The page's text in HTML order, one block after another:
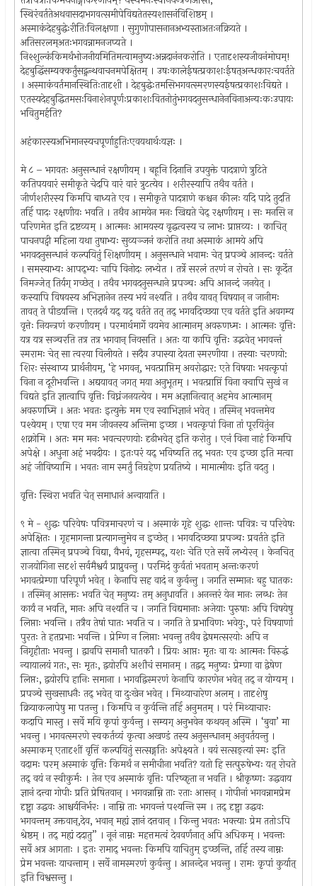
स्थिरंवर्ततेअथवासदाभगवत्समीपेविद्यतेतस्यशासनंविशिष्ठम् ।
अस्माकंदेहबुद्धेःरीतिःविलक्षणा । सुगुणोपासनानअभ्यस्ताअतःनक्रियते ।
अतिसरलम्अतःभगवन्नामनजप्यते ।
निश्शुल्कंकिमर्थंभोजनीयमितिमत्वामनुष्यःअन्नदानंनकरोति । एतादृशस्यजीवनंमोघम्!
देहबुद्धिंसम्यक्कर्तुंसद्ग्रन्थवाचनमपेक्षितम् । उषःकालेईषत्प्रकाशःईषत्अन्धकारःचवर्तते
। अस्माकंवर्तमानस्थितिःतादृशी । देहबुद्धेःतमसिभगवत्स्मरणस्यईषत्प्रकाशःविद्यते ।
एतस्यदेहबुद्धितमसःविनाशेनपूर्णःप्रकाशःवितनोतुंभगवदनुसन्धानेनविनाअन्यःकःउपायः
भवितुमर्हति?
अहंकारस्यअभिमानस्यचपूर्णाहुतिःएवयथार्थःयज्ञः ।
मे ८ – भगवतः अनुसन्धानं रक्षणीयम् । बहूनि दिनानि उपयुक्ते पादत्राणे त्रुटिते
कतिपयवारं समीकृते चेदपि वारं वारं त्रुटत्येव । शरीरस्यापि तथैव वर्तते ।
जीर्णशरीरस्य किमपि बाध्यते एव । समीकृते पादत्राणे कश्चन कीलः यदि पादे तुदति
तर्हि पादः रक्षणीयः भवति । तथैव आमयेन मनः खिद्यते चेद् रक्षणीयम् । सः मनसि न
परिणमेत इति द्रष्टव्यम् । आत्मनः आमयस्य वृद्धत्वस्य च लाभः प्राप्तव्यः । काचित्
पाचनपट्वी महिला यथा तुषाभ्यः सुव्यञ्जनं करोति तथा अस्माकं आमये अपि
भगवदनुसन्धानं कल्पयितुं शिक्षणीयम् । अनुसन्धाने भवामः चेत् प्रपञ्चे आनन्दः वर्तते
। समस्याभ्यः आपद्भ्यः चापि विनोदः लभ्येत । तर्त्रे सरलं तरणं न रोचते । सः कूर्देत
निमज्जेत् तिर्यग् गच्छेत् । तथैव भगवदनुसन्धाने प्रपञ्चः अपि आनन्दं जनयेत् ।
कस्यापि विषयस्य अभिज्ञानेन तस्य भयं नश्यति । तथैव यावत् विषयान् न जानीमः
तावत् ते पीडयन्ति । एतदर्थं यद् यद् वर्तते तत् तद् भगवदिच्छया एव वर्तते इति अवगम्य
वृत्तेः नियन्त्रणं करणीयम् । परमार्थमार्गे वयमेव आत्मानम् अवरुणध्मः । आत्मनः वृत्तिः
यत्र यत्र सञ्चरति तत्र तत्र भगवान् निवसति । अतः या कापि वृत्तिः उद्भवेत् भगवन्तं
स्मरामः चेत् सा त्वरया विलीयते । सदैव उपास्या देवता स्मरणीया । तस्याः चरणयो:
शिरः संस्थाप्य प्रार्थनीयम्, ‘हे भगवन्, भवत्प्राप्तिम् अवरोद्धार: एते विषयाः भवत्कृपां
विना न दूरीभवन्ति । अद्ययावत् जगत् मया अनुभूतम् । भवत्प्राप्तिं विना क्वापि सुखं न
विद्यते इति ज्ञात्वापि वृत्तिः विघ्नंजनयत्येव । मम अज्ञानित्वात् अहमेव आत्मानम्
अवरुणध्मि । अतः भवतः इत्युक्ते मम एव स्वाभिज्ञानं भवेत् । तस्मिन् भवन्तमेव
पश्येयम् । एषा एव मम जीवनस्य अन्तिमा इच्छा । भवत्कृपां विना तां पूरयितुंन
शक्नोमि । अतः मम मनः भवत्चरणयोः दृढीभवेत् इति करोतु । एनं विना नाहं किमपि
अपेक्षे । अधुना अहं भवदीयः । इतःपरं यद् भविष्यति तद् भवतः एव इच्छा इति मत्वा
अहं जीविष्यामि । भवतः नाम स्मर्तुं निग्रहेण प्रयतिष्ये । मामात्मीयः इति वदतु ।
वृत्तिः स्थिरा भवति चेत् समाधानं अन्वायाति ।
९ मे - शुद्धः परिवेषः पवित्रमाचरणं च । अस्माकं गृहे शुद्धः शान्तः पवित्रः च परिवेषः
अपेक्षितः । गृहमागन्ता प्रत्यागन्तुमेव न इच्छेत् । भगवदिच्छया प्रपञ्चः प्रवर्तते इति
ज्ञात्वा तस्मिन् प्रपञ्चे विद्या, वैभवं, गृहसम्पद्, यशः चेति एते सर्वे लभ्येरन् । केनचित्
राजयोगिना सदृशं सर्वमैश्वर्यं प्राप्नुवन्तु । परमिदं कुर्वतां भवताम् अन्तःकरणं
भगवत्प्रेम्णा परिपूर्णं भवेत् । केनापि सह वादं न कुर्वन्तु । जगति सम्मानः बहु घातकः
। तस्मिन् आसक्तः भवति चेत् मनुष्यः तम् अनुधावति । अनन्तरं येन मानः लब्धः तेन
कार्यं न भवति, मानः अपि नश्यति च । जगति विद्यमानाः अजेयाः पुरुषाः अपि विषयेषु
लिप्ताः भवन्ति । तत्रैव तेषां घातः भवति च । जगति ते प्रभाविणः भवेयुः, परं विषयाणां
पुरतः ते हतप्रभाः भवन्ति । प्रेम्णि न लिप्ताः भवन्तु तथैव द्वेषमत्सरयोः अपि न
निगृहीताः भवन्तु । द्वावपि समानौ घातकौ । प्रियः आप्तः मृतः वा यः आत्मनः विरुद्धं
न्यायालयं गतः, सः मृतः, द्वयोरपि अशौचं समानम् । तद्वद् मनुष्यः प्रेम्णा वा द्वेषेण
लिप्तः, द्वयोरपि हानिः समाना । भगवद्विस्मरणं केनापि कारणेन भवेत् तद् न योग्यम् ।
प्रपञ्चे सुखसाधनैः तद् भवेत् वा दुःखेन भवेत् । मिथ्याचारेण अलम् । तादृशेषु
क्रियाकलापेषु मा पतन्तु । किमपि न कुर्वन्ति तर्हि अनुमतम् । परं मिथ्याचारः
कदापि मास्तु । सर्वे मयि कृपां कुर्वन्तु । सम्यग् अनुभवेन कथयन् अस्मि । ‘बुवा’ मा
भवन्तु । भगवत्स्मरणे स्वकर्तव्यं कृत्वा अखण्डं तस्य अनुसन्धानम् अनुवर्तयन्तु ।
अस्माकम् एतादृशीं वृत्तिं कल्पयितुं सत्सङ्गतिः अपेक्ष्यते । वयं सत्सङ्त्यां स्मः इति
वदामः परम् अस्माकं वृत्तिः किमर्थं न समीचीना भवति? यतो हि सत्पुरुषेभ्यः यत् रोचते
तद् वयं न स्वीकुर्मः । तेन एव अस्माकं वृत्तिः परिष्कृता न भवति । श्रीकृष्णः उद्धवाय
ज्ञानं दत्त्वा गोपीः प्रति प्रेषितवान् । भगवन्नाम्नि ताः रताः आसन् । गोपीनां भगवन्नामप्रेम
दृष्ट्वा उद्धवः आश्चर्यनिर्भरः । नाम्नि ताः भगवन्तं पश्यन्ति स्म । तद् दृष्ट्वा उद्धवः
भगवन्तम् उक्तवान्,देव, भवान् मह्यं ज्ञानं दत्तवान् । किन्तु भवतः भक्त्याः प्रेम ततोऽपि
श्रेष्ठम् । तद् मह्यं ददातु” । नूनं नाम्नः महत्तमत्वं देववर्णनात् अपि अधिकम् । भवन्तः
सर्वे अत्र आगताः । इतः रामाद् भवन्तः किमपि याचितुम् इच्छन्ति, तर्हि तस्य नाम्नः
प्रेम भवन्तः याचन्ताम् । सर्वे नामस्मरणं कुर्वन्तु । आनन्देन भवन्तु । रामः कृपां कुर्यात्
इति विश्वसन्तु ।